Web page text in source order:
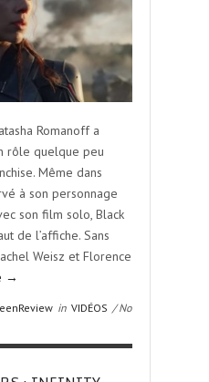
Romanoff a
rôle quelque peu
Même dans
à son personnage
son film solo, Black
de l’affiche. Sans
Weisz et Florence
→
in VIDÉOS / No